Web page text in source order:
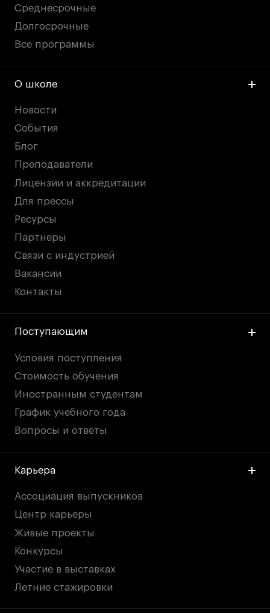
Среднесрочные
Долгосрочные
Все программы
О школе
Новости
События
Блог
Преподаватели
Лицензии и аккредитации
Для прессы
Ресурсы
Партнеры
Связи с индустрией
Вакансии
Контакты
Поступающим
Условия поступления
Стоимость обучения
Иностранным студентам
График учебного года
Вопросы и ответы
Карьера
Ассоциация выпускников
Центр карьеры
Живые проекты
Конкурсы
Участие в выставках
Летние стажировки